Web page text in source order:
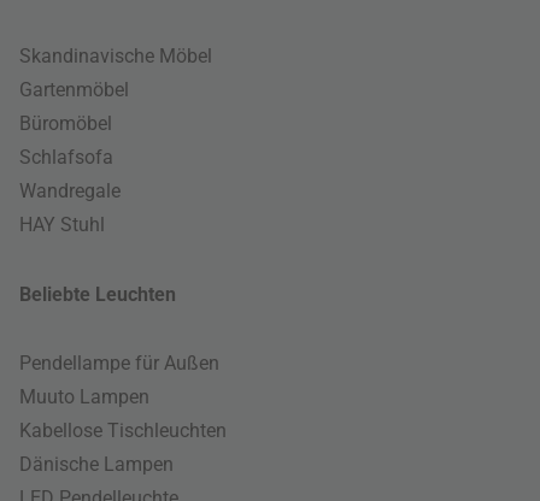
Skandinavische Möbel
Gartenmöbel
Büromöbel
Schlafsofa
Wandregale
HAY Stuhl
Beliebte Leuchten
Pendellampe für Außen
Muuto Lampen
Kabellose Tischleuchten
Dänische Lampen